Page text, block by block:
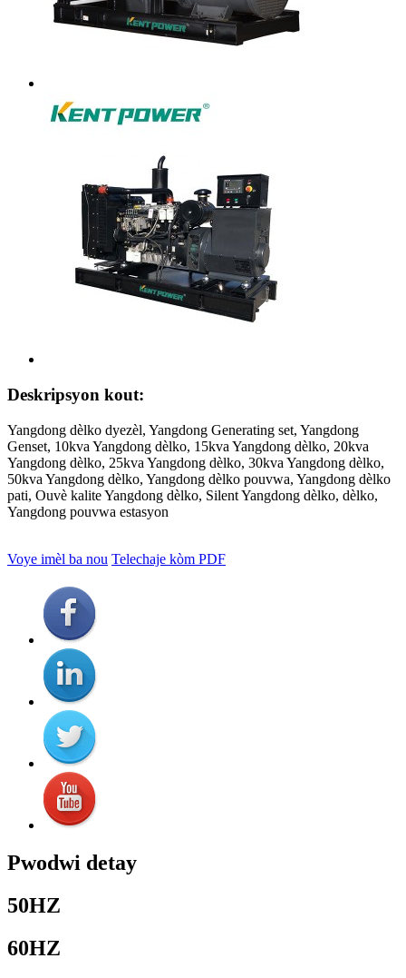
Deskripsyon kout:
Yangdong dèlko dyezèl, Yangdong Generating set, Yangdong
Genset, 10kva Yangdong dèlko, 15kva Yangdong dèlko, 20kva
Yangdong dèlko, 25kva Yangdong dèlko, 30kva Yangdong dèlko,
50kva Yangdong dèlko, Yangdong dèlko pouvwa, Yangdong dèlko
pati, Ouvè kalite Yangdong dèlko, Silent Yangdong dèlko, dèlko,
Yangdong pouvwa estasyon
Voye imèl ba nou Telechaje kòm PDF
Pwodwi detay
50HZ
60HZ